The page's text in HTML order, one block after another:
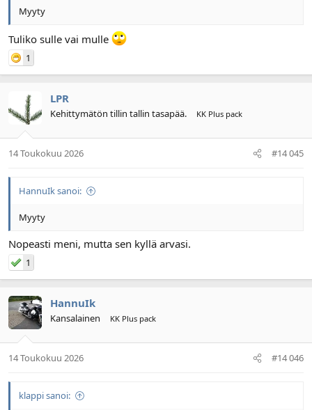
Myyty
Tuliko sulle vai mulle
1
LPR
Kehittymätön tillin tallin tasapää. KK Plus pack
14 Toukokuu 2026 #14 045
HannuIk sanoi:
Myyty
Nopeasti meni, mutta sen kyllä arvasi.
1
HannuIk
Kansalainen KK Plus pack
14 Toukokuu 2026 #14 046
klappi sanoi: